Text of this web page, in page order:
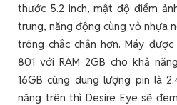
thước 5.2 inch, mật độ điểm
trung, năng động cùng vỏ nhựa
trông chắc chắn hơn. Máy
801 với RAM 2GB cho khả
16GB cùng dung lượng pin là
năng trên thì Desire Eye sẽ